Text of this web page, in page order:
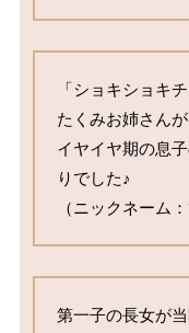
「ショキショキ
たくみお姉さん
イヤイヤ期の息
りでした♪
（ニックネーム
第一子の長女が